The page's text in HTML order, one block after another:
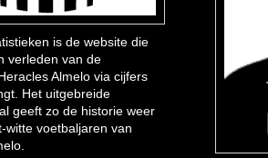
is de website die
verleden van de
Almelo via cijfers
Het uitgebreide
geeft zo de historie weer
witte voetbaljaren van